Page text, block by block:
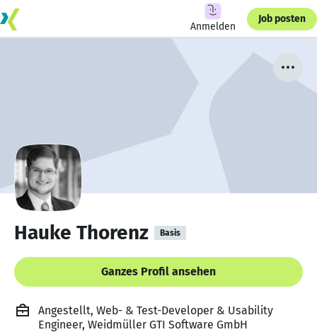
Anmelden
Job posten
Hauke Thorenz Basis
Ganzes Profil ansehen
Angestellt, Web- & Test-Developer & Usability
Engineer, Weidmüller GTI Software GmbH